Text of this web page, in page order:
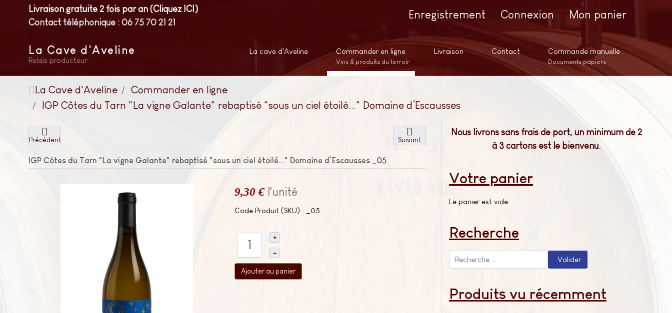
Livraison gratuite 2 fois par an (Cliquez ICI)
Contact téléphonique : 06 75 70 21 21
Enregistrement Connexion Mon panier
La Cave d'Aveline
Relais producteur
La cave d'Aveline Commander en ligne
Vins & produits du terroir
Livraison Contact Commande manuelle
Documents papiers
La Cave d'Aveline
Commander en ligne
IGP Côtes du Tarn "La vigne Galante" rebaptisé "sous un ciel étoilé..." Domaine d’Escausses
Précédent Suivant
IGP Côtes du Tarn "La vigne Galante" rebaptisé "sous un ciel étoilé..." Domaine d’Escausses _05
9,30 € l'unité
Code Produit (SKU) : _05
+
–
Ajouter au panier
Nous livrons sans frais de port, un minimum de 2
à 3 cartons est le bienvenu.
Votre panier
Le panier est vide
Recherche
Valider Valider
Produits vu récemment